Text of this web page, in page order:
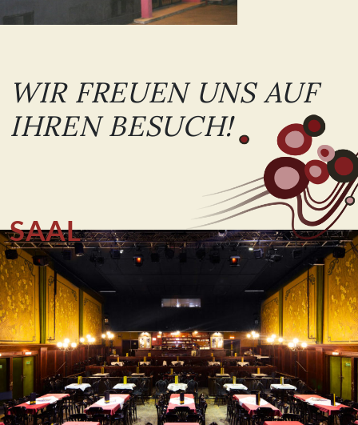
WIR FREUEN UNS AUF
IHREN BESUCH!
SAAL